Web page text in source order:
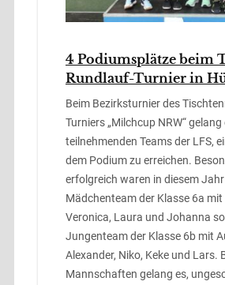
4 Podiumsplätze beim
Rundlauf-Turnier in
Beim Bezirksturnier des
Turniers „Milchcup NRW“ gelang
teilnehmenden Teams der LFS,
dem Podium zu erreichen.
erfolgreich waren in diesem
Mädchenteam der Klasse 6a mit
Veronica, Laura und Johanna
Jungenteam der Klasse 6b mit
Alexander, Niko, Keke und Lars.
Mannschaften gelang es,